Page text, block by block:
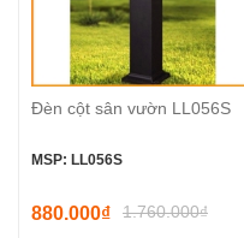
Đèn cột sân vườn LL056S
MSP: LL056S
880.000₫ 1.760.000₫